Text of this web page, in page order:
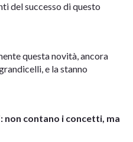
del successo di questo
questa novità, ancora
e la stanno
non contano i concetti, ma